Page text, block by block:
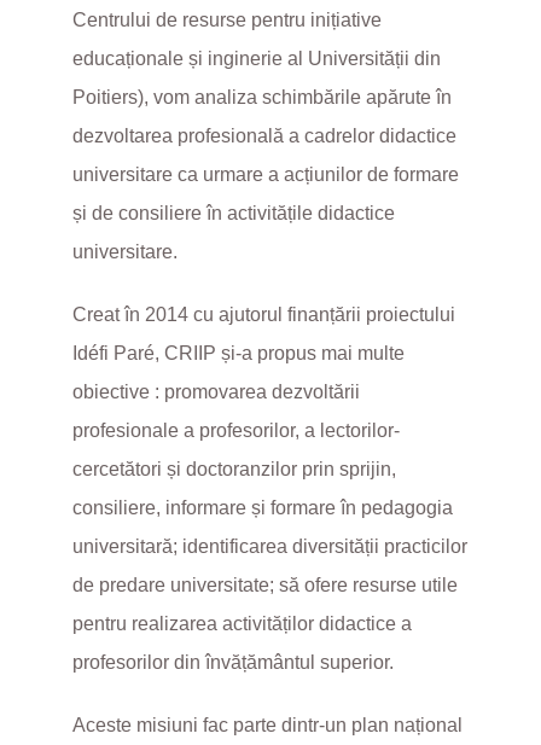
Centrului de resurse pentru inițiative
educaționale și inginerie al Universității din
Poitiers), vom analiza schimbările apărute în
dezvoltarea profesională a cadrelor didactice
universitare ca urmare a acțiunilor de formare
și de consiliere în activitățile didactice
universitare.
Creat în 2014 cu ajutorul finanțării proiectului
Idéfi Paré, CRIIP și-a propus mai multe
obiective : promovarea dezvoltării
profesionale a profesorilor, a lectorilor-
cercetători și doctoranzilor prin sprijin,
consiliere, informare și formare în pedagogia
universitară; identificarea diversității practicilor
de predare universitate; să ofere resurse utile
pentru realizarea activităților didactice a
profesorilor din învățământul superior.
Aceste misiuni fac parte dintr-un plan național